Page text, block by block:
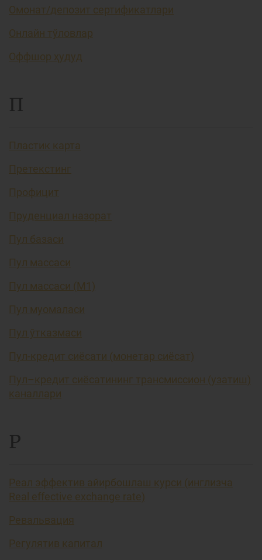
Омонат/депозит сертификатлари
Онлайн тўловлар
Оффшор ҳудуд
П
Пластик карта
Претекстинг
Профицит
Пруденциал назорат
Пул базаси
Пул массаси
Пул массаси (М1)
Пул муомаласи
Пул ўтказмаси
Пул-кредит сиёсати (монетар сиёсат)
Пул–кредит сиёсатининг трансмиссион (узатиш)
каналлари
Р
Реал эффектив айирбошлаш курси (инглизча
Real effective exchange rate)
Ревальвация
Регулятив капитал